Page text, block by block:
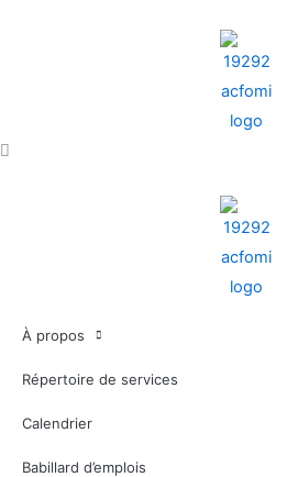
À propos
Répertoire de services
Calendrier
Babillard d’emplois